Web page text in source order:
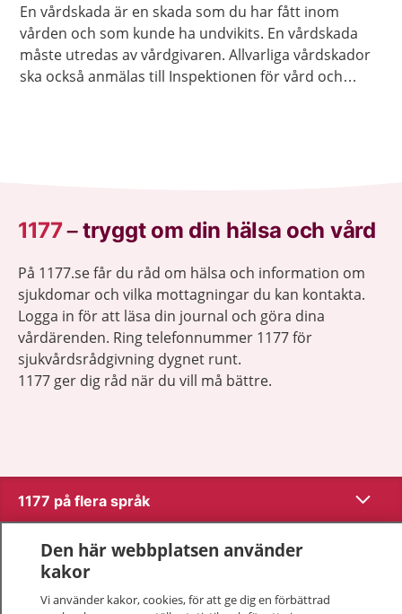
En vårdskada är en skada som du har fått inom
vården och som kunde ha undvikits. En vårdskada
måste utredas av vårdgivaren. Allvarliga vårdskador
ska också anmälas till Inspektionen för vård och
1177–tryggt om din hälsa och vård
På 1177.se får du råd om hälsa och information om
sjukdomar och vilka mottagningar du kan kontakta.
Logga in för att läsa din journal och göra dina
vårdärenden. Ring telefonnummer 1177 för
sjukvårdsrådgivning dygnet runt.
1177 ger dig råd när du vill må bättre.
1177 på flera språk Visa
Om 1177
Kontakt
Den här webbplatsen använder
kakor
Vi använder kakor, cookies, för att ge dig en förbättrad